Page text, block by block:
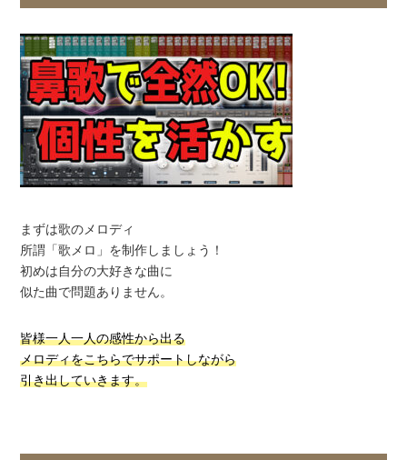
まずは歌のメロディ
所謂「歌メロ」を制作しましょう！
初めは自分の大好きな曲に
似た曲で問題ありません。
皆様一人一人の感性から出る
メロディをこちらでサポートしながら
引き出していきます。